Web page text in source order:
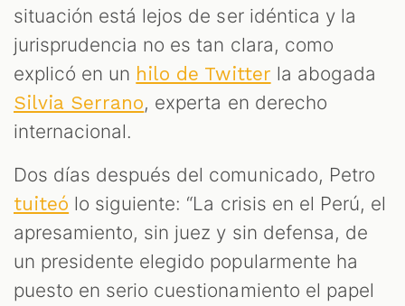
situación está lejos de ser idéntica y la
jurisprudencia no es tan clara, como
explicó en un hilo de Twitter la abogada
Silvia Serrano, experta en derecho
internacional.
Dos días después del comunicado, Petro
tuiteó lo siguiente: “La crisis en el Perú, el
apresamiento, sin juez y sin defensa, de
un presidente elegido popularmente ha
puesto en serio cuestionamiento el papel